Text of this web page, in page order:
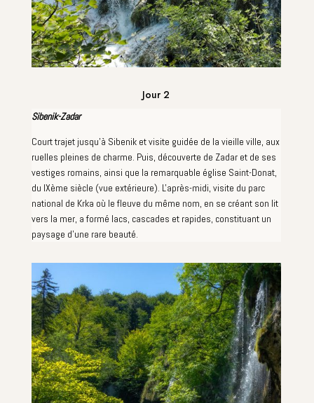
Jour 2
Sibenik-Zadar
Court trajet jusqu'à Sibenik et visite guidée de la vieille ville, aux
ruelles pleines de charme. Puis, découverte de Zadar et de ses
vestiges romains, ainsi que la remarquable église Saint-Donat,
du IXème siècle (vue extérieure). L'après-midi, visite du parc
national de Krka où le fleuve du même nom, en se créant son lit
vers la mer, a formé lacs, cascades et rapides, constituant un
paysage d'une rare beauté.